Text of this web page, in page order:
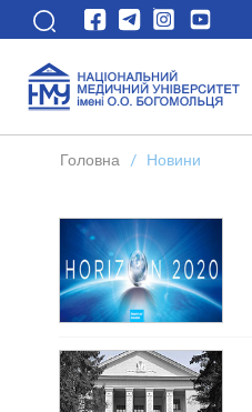
Головна / Новини